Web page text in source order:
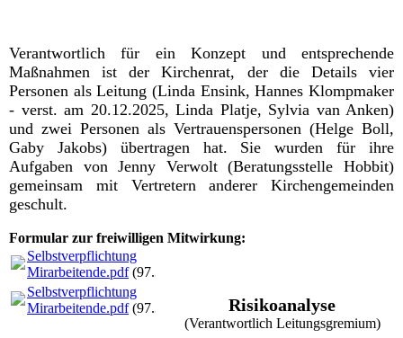
Verantwortlich für ein Konzept und entsprechende
Maßnahmen ist der Kirchenrat, der die Details vier
Personen als Leitung (Linda Ensink, Hannes Klompmaker
- verst. am 20.12.2025, Linda Platje, Sylvia van Anken)
und zwei Personen als Vertrauenspersonen (Helge Boll,
Gaby Jakobs) übertragen hat. Sie wurden für ihre
Aufgaben von Jenny Verwolt (Beratungsstelle Hobbit)
gemeinsam mit Vertretern anderer Kirchengemeinden
geschult.
Formular zur freiwilligen Mitwirkung:
Selbstverpflichtung
Mirarbeitende.pdf(97.34KB)
Selbstverpflichtung
Mirarbeitende.pdf(97.34KB) Risikoanalyse
(Verantwortlich Leitungsgremium)